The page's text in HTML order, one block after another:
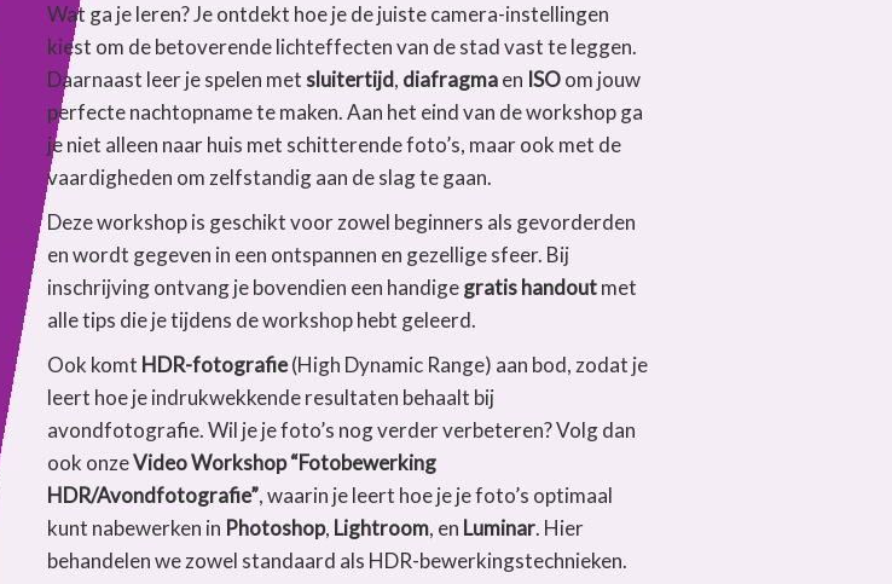
Wat ga je leren? Je ontdekt hoe je de juiste camera-instellingen
kiest om de betoverende lichteffecten van de stad vast te leggen.
Daarnaast leer je spelen met sluitertijd, diafragmaen ISOom jouw
perfecte nachtopname te maken. Aan het eind van de workshop ga
je niet alleen naar huis met schitterende foto’s, maar ook met de
vaardigheden om zelfstandig aan de slag te gaan.
Deze workshop is geschikt voor zowel beginners als gevorderden
en wordt gegeven in een ontspannen en gezellige sfeer. Bij
inschrijving ontvang je bovendien een handigegratis handoutmet
alle tips die je tijdens de workshop hebt geleerd.
Ook komt HDR-fotografie(High Dynamic Range) aan bod, zodat je
leert hoe je indrukwekkende resultaten behaalt bij
avondfotografie. Wil je je foto’s nog verder verbeteren? Volg dan
ook onzeVideo Workshop “Fotobewerking
HDR/Avondfotografie”, waarin je leert hoe je je foto’s optimaal
kunt nabewerken in Photoshop, Lightroom, en Luminar. Hier
behandelen we zowel standaard als HDR-bewerkingstechnieken.